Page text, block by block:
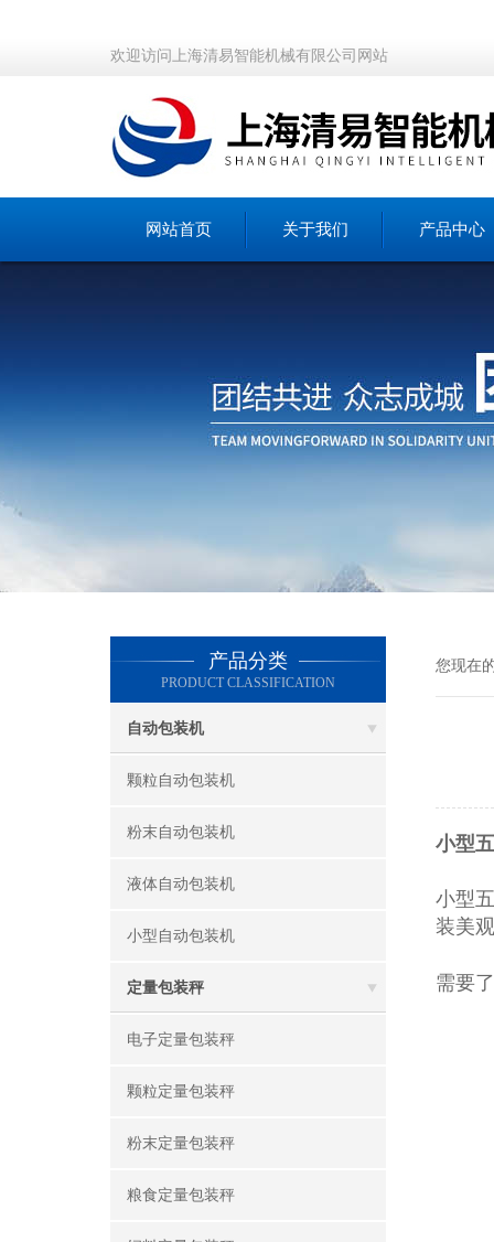
欢迎访问上海清易智能机械有限公司网站
网站首页 关于我们 产品中心
产品分类
PRODUCT CLASSIFICATION
自动包装机
颗粒自动包装机
粉末自动包装机
液体自动包装机
小型自动包装机
定量包装秤
电子定量包装秤
颗粒定量包装秤
粉末定量包装秤
粮食定量包装秤
您现在
小型
小型
装美
需要